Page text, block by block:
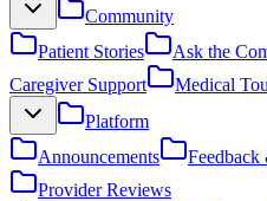
Community
Patient Stories
Ask the
Caregiver Support
Medical
Platform
Announcements
Feedback
Provider Reviews